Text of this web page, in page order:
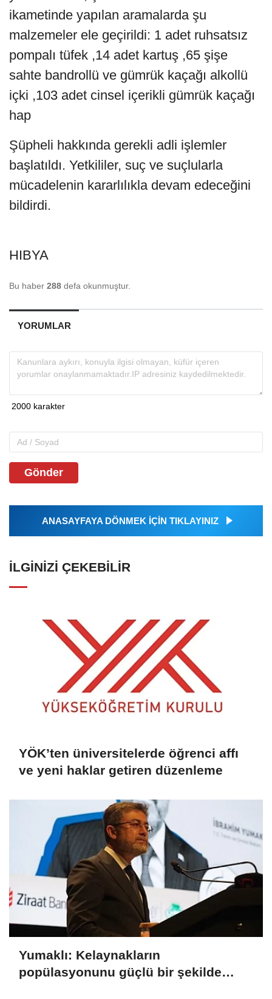
ikametinde yapılan aramalarda şu
malzemeler ele geçirildi: 1 adet ruhsatsız
pompalı tüfek ,14 adet kartuş ,65 şişe
sahte bandrollü ve gümrük kaçağı alkollü
içki ,103 adet cinsel içerikli gümrük kaçağı
hap
Şüpheli hakkında gerekli adli işlemler
başlatıldı. Yetkililer, suç ve suçlularla
mücadelenin kararlılıkla devam edeceğini
bildirdi.
HIBYA
Bu haber 288 defa okunmuştur.
YORUMLAR
Gönder
ANASAYFAYA DÖNMEK İÇİN TIKLAYINIZ
İLGINIZI ÇEKEBILIR
YÖK’ten üniversitelerde öğrenci affı
ve yeni haklar getiren düzenleme
Yumaklı: Kelaynakların
popülasyonunu güçlü bir şekilde